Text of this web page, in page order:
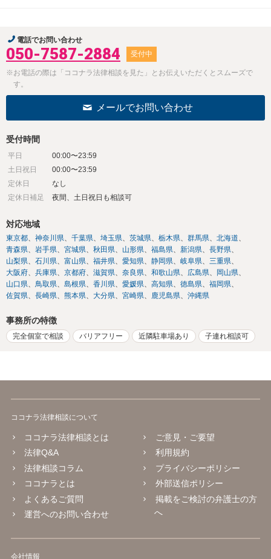
電話でお問い合わせ
050-7587-2884 受付中
※お電話の際は「ココナラ法律相談を見た」とお伝えいただくとスムーズで
す。
メールでお問い合わせ
受付時間
平日
00:00〜23:59
土日祝日
00:00〜23:59
定休日
なし
定休日補足
夜間、土日祝日も相談可
対応地域
東京都 神奈川県 千葉県 埼玉県 茨城県 栃木県 群馬県
北海道
青森県
岩手県 宮城県 秋田県 山形県 福島県 新潟県
長野県
山梨県
石川県 富山県 福井県 愛知県 静岡県 岐阜県
三重県
大阪府
兵庫県 京都府 滋賀県 奈良県 和歌山県 広島県
岡山県
山口県
鳥取県 島根県 香川県 愛媛県 高知県 徳島県
福岡県
佐賀県
長崎県 熊本県 大分県 宮崎県 鹿児島県 沖縄県
事務所の特徴
完全個室で相談 バリアフリー 近隣駐車場あり 子連れ相談可
ココナラ法律相談について
ココナラ法律相談とは
法律Q&A
法律相談コラム
ココナラとは
よくあるご質問
運営へのお問い合わせ
ご意見・ご要望
利用規約
プライバシーポリシー
外部送信ポリシー
掲載をご検討の弁護士の方
へ
会社情報